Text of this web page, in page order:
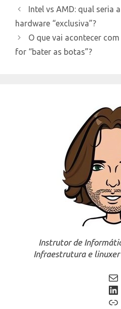
Intel vs AMD: qual seria
hardware “exclusiva”?
O que vai acontecer
for “bater as botas”?
Instrutor de
Infraestrutura e
Mail
LinkedIn
Link